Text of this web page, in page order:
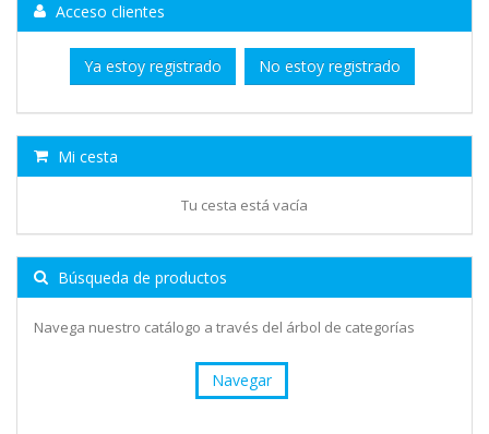
Acceso clientes
Ya estoy registrado No estoy registrado
Mi cesta
Tu cesta está vacía
Búsqueda de productos
Navega nuestro catálogo a través del árbol de categorías
Navegar